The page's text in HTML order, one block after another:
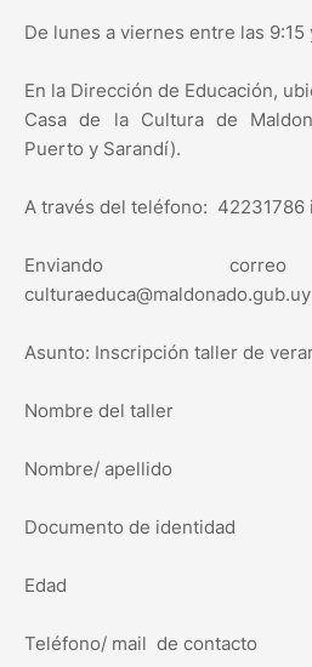
De lunes a viernes entre las 9:15
En la Dirección de Educación,
Casa de la Cultura de
Puerto y Sarandí).
A través del teléfono: 42231786
Enviando
Asunto: Inscripción taller de
Nombre del taller
Nombre/ apellido
Documento de identidad
Edad
Teléfono/ mail de contacto